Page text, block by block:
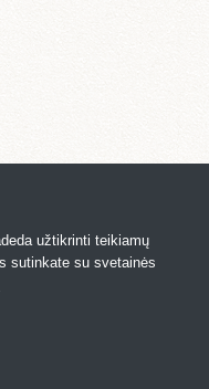
užtikrinti teikiamų
sutinkate su svetainės